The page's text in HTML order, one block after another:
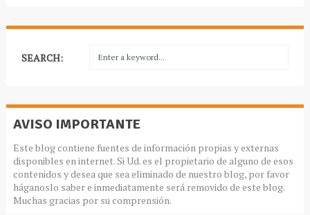
SEARCH:
AVISO IMPORTANTE
Este blog contiene fuentes de información propias y externas
disponibles en internet. Si Ud. es el propietario de alguno de esos
contenidos y desea que sea eliminado de nuestro blog, por favor
háganoslo saber e inmediatamente será removido de este blog.
Muchas gracias por su comprensión.